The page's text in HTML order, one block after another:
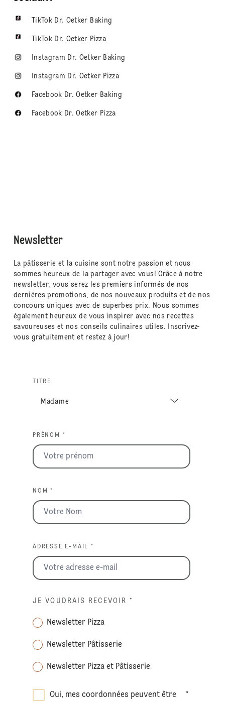
TikTok Dr. Oetker Baking
TikTok Dr. Oetker Pizza
Instagram Dr. Oetker Baking
Instagram Dr. Oetker Pizza
Facebook Dr. Oetker Baking
Facebook Dr. Oetker Pizza
Newsletter
La pâtisserie et la cuisine sont notre passion et nous
sommes heureux de la partager avec vous! Grâce à notre
newsletter, vous serez les premiers informés de nos
dernières promotions, de nos nouveaux produits et de nos
concours uniques avec de superbes prix. Nous sommes
également heureux de vous inspirer avec nos recettes
savoureuses et nos conseils culinaires utiles. Inscrivez-
vous gratuitement et restez à jour!
TITRE
PRÉNOM *
NOM *
ADRESSE E-MAIL *
JE VOUDRAIS RECEVOIR *
Newsletter Pizza
Newsletter Pâtisserie
Newsletter Pizza et Pâtisserie
Oui, mes coordonnées peuvent être
*